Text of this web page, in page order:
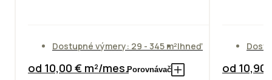
Dostupné výmery: 29 - 345 m²Ihneď
od 10,00 € m²/mes.Porovnávač od 10,90